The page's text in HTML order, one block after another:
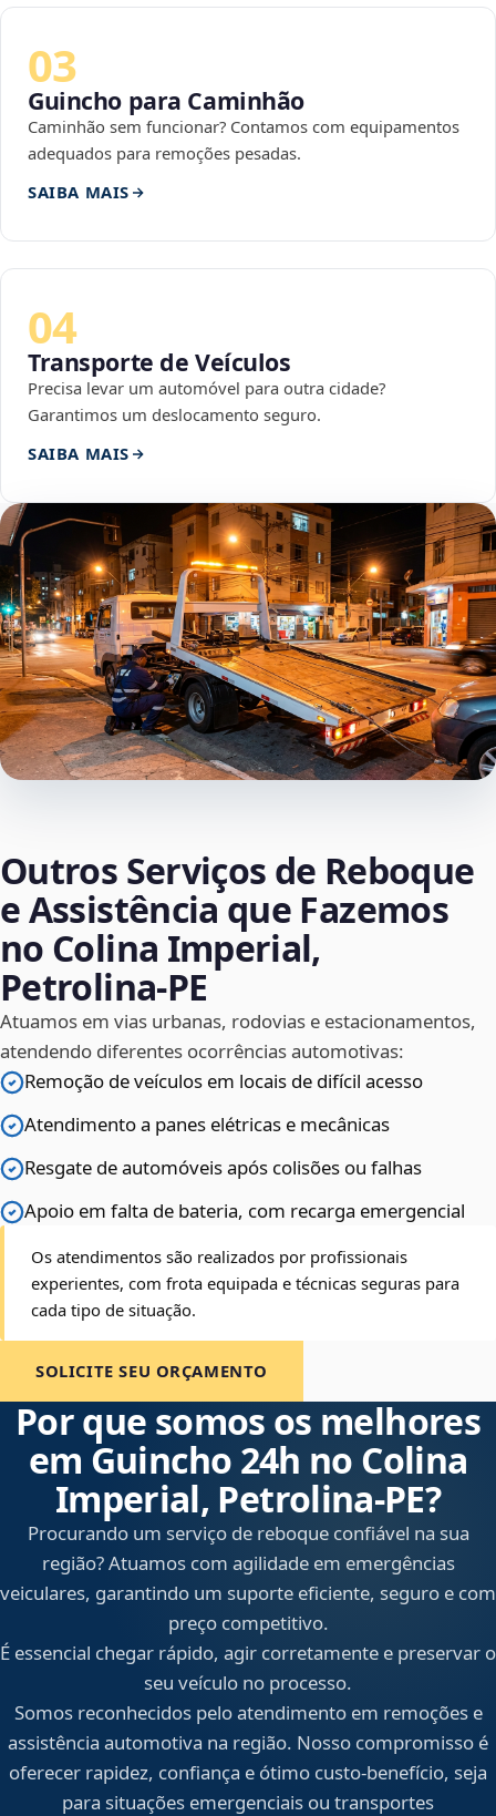
03
Guincho para Caminhão
Caminhão sem funcionar? Contamos com equipamentos
adequados para remoções pesadas.
SAIBA MAIS
04
Transporte de Veículos
Precisa levar um automóvel para outra cidade?
Garantimos um deslocamento seguro.
SAIBA MAIS
Outros Serviços de Reboque
e Assistência que Fazemos
no Colina Imperial,
Petrolina‑PE
Atuamos em vias urbanas, rodovias e estacionamentos,
atendendo diferentes ocorrências automotivas:
Remoção de veículos em locais de difícil acesso
Atendimento a panes elétricas e mecânicas
Resgate de automóveis após colisões ou falhas
Apoio em falta de bateria, com recarga emergencial
Os atendimentos são realizados por profissionais
experientes, com frota equipada e técnicas seguras para
cada tipo de situação.
SOLICITE SEU ORÇAMENTO
Por que somos os melhores
em Guincho 24h no Colina
Imperial, Petrolina‑PE?
Procurando um serviço de reboque confiável na sua
região? Atuamos com agilidade em emergências
veiculares, garantindo um suporte eficiente, seguro e com
preço competitivo.
É essencial chegar rápido, agir corretamente e preservar o
seu veículo no processo.
Somos reconhecidos pelo atendimento em remoções e
assistência automotiva na região. Nosso compromisso é
oferecer rapidez, confiança e ótimo custo-benefício, seja
para situações emergenciais ou transportes